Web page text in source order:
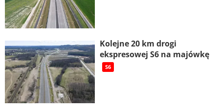
Kolejne 20 km drogi
ekspresowej S6 na majówkę
S6